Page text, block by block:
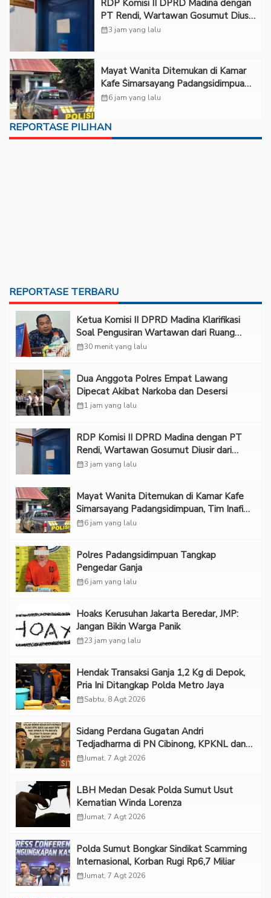
RDP Komisi II DPRD Madina dengan
PT Rendi, Wartawan Gosumut Diusir
dari Ruangan
calendar_month3 jam yang lalu
Mayat Wanita Ditemukan di Kamar
Kafe Simarsayang Padangsidimpuan,
Tim Inafis Diterjunkan
calendar_month6 jam yang lalu
REPORTASE PILIHAN
REPORTASE TERBARU
Ketua Komisi II DPRD Madina Klarifikasi
Soal Pengusiran Wartawan dari Ruang
RDP
calendar_month30 menit yang lalu
Dua Anggota Polres Empat Lawang
Dipecat Akibat Narkoba dan Desersi
calendar_month1 jam yang lalu
RDP Komisi II DPRD Madina dengan PT
Rendi, Wartawan Gosumut Diusir dari
Ruangan
calendar_month3 jam yang lalu
Mayat Wanita Ditemukan di Kamar Kafe
Simarsayang Padangsidimpuan, Tim Inafis
Diterjunkan
calendar_month6 jam yang lalu
Polres Padangsidimpuan Tangkap
Pengedar Ganja
calendar_month6 jam yang lalu
Hoaks Kerusuhan Jakarta Beredar, JMP:
Jangan Bikin Warga Panik
calendar_month23 jam yang lalu
Hendak Transaksi Ganja 1,2 Kg di Depok,
Pria Ini Ditangkap Polda Metro Jaya
calendar_monthSabtu, 8 Agt 2026
Sidang Perdana Gugatan Andri
Tedjadharma di PN Cibinong, KPKNL dan
PUPN Mangkir
calendar_monthJumat, 7 Agt 2026
LBH Medan Desak Polda Sumut Usut
Kematian Winda Lorenza
calendar_monthJumat, 7 Agt 2026
Polda Sumut Bongkar Sindikat Scamming
Internasional, Korban Rugi Rp6,7 Miliar
calendar_monthJumat, 7 Agt 2026